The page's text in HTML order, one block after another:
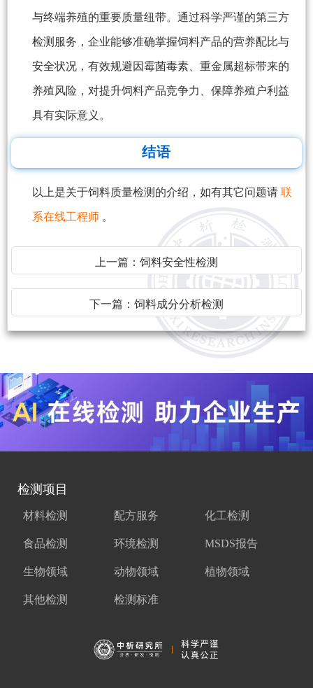
与终端养殖的重要质量纽带。通过科学严谨的第三方
检测服务，企业能够准确掌握饲料产品的营养配比与
安全状况，有效规避因霉菌毒素、重金属超标带来的
养殖风险，对提升饲料产品竞争力、保障养殖户利益
具有实际意义。
结语
以上是关于饲料质量检测的介绍，如有其它问题请 联
系在线工程师 。
上一篇： 饲料安全性检测
下一篇： 饲料成分分析检测
检测项目
材料检测 配方服务 化工检测
食品检测 环境检测 MSDS报告
生物领域 动物领域 植物领域
其他检测 检测标准